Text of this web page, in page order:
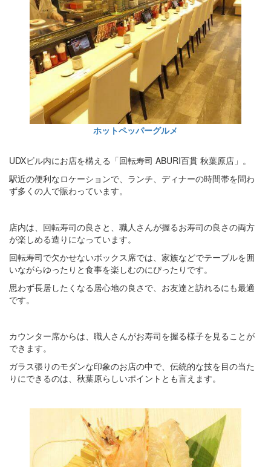
ホットペッパーグルメ
UDXビル内にお店を構える「回転寿司 ABURI百貫 秋葉原店」。
駅近の便利なロケーションで、ランチ、ディナーの時間帯を問わ
ず多くの人で賑わっています。
店内は、回転寿司の良さと、職人さんが握るお寿司の良さの両方
が楽しめる造りになっています。
回転寿司で欠かせないボックス席では、家族などでテーブルを囲
いながらゆったりと食事を楽しむのにぴったりです。
思わず長居したくなる居心地の良さで、お友達と訪れるにも最適
です。
カウンター席からは、職人さんがお寿司を握る様子を見ることが
できます。
ガラス張りのモダンな印象のお店の中で、伝統的な技を目の当た
りにできるのは、秋葉原らしいポイントとも言えます。